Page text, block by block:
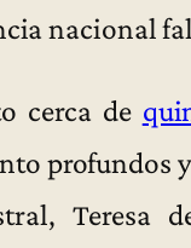
nacional
cerca de
profundos
Teresa